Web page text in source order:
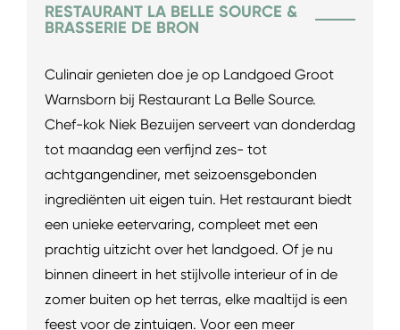
RESTAURANT LA BELLE SOURCE &
BRASSERIE DE BRON
Culinair genieten doe je op Landgoed Groot
Warnsborn bij Restaurant La Belle Source.
Chef-kok Niek Bezuijen serveert van donderdag
tot maandag een verfijnd zes- tot
achtgangendiner, met seizoensgebonden
ingrediënten uit eigen tuin. Het restaurant biedt
een unieke eetervaring, compleet met een
prachtig uitzicht over het landgoed. Of je nu
binnen dineert in het stijlvolle interieur of in de
zomer buiten op het terras, elke maaltijd is een
feest voor de zintuigen. Voor een meer